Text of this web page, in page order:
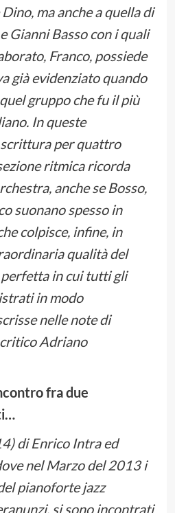
ma anche a quella di
Gianni Basso con i quali
Franco, possiede
già evidenziato quando
gruppo che fu il più
In queste
per quattro
ritmica ricorda
anche se Bosso,
suonano spesso in
colpisce, infine, in
qualità del
in cui tutti gli
in modo
nelle note di
Adriano
fra due
diEnrico Intra ed
nel Marzo del 2013 i
pianoforte jazz
si sono incontrati